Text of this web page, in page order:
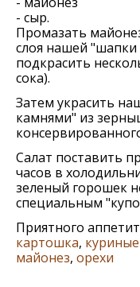
- сыр.
Промазать
слоя нашей
подкрасить
сока).
Затем украсить
камнями" из
Салат поставить
часов в
зеленый горошек
специальным
Приятного
картошка,
майонез, орехи